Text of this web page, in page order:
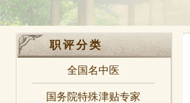
职评分类
全国名中医
国务院特殊津贴专家